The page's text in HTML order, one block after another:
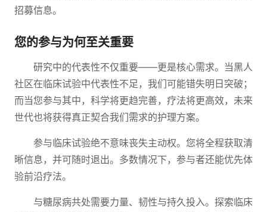
招募信息。
您的参与为何至关重要
研究中的代表性不仅重要——更是核心需求。当黑人
社区在临床试验中代表性不足，我们可能错失明日突破；
而当您参与其中，科学将更趋完善，疗法将更高效，未来
世代也将获得真正契合我们需求的护理方案。
参与临床试验绝不意味丧失主动权。您将全程获取清
晰信息，并可随时退出。多数情况下，参与者还能优先体
验前沿疗法。
与糖尿病共处需要力量、韧性与持久投入。探索临床